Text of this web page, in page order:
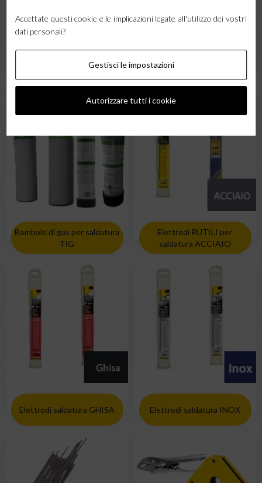
Grembiuli di saldatura
Bombole di gas per saldatura
Bombole di gas per saldatura
TIG
Elettrodi RUTILI per
saldatura ACCIAIO
Elettrodi saldatura GHISA Elettrodi saldatura INOX
Accettate questi cookie e le implicazioni legate all'utilizzo dei vostri
dati personali?
Gestisci le impostazioni
Autorizzare tutti i cookie